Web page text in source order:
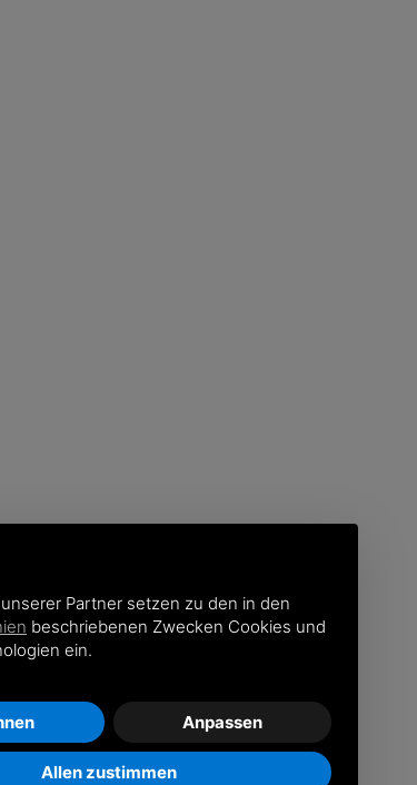
Partner setzen zu den in den
beschriebenen Zwecken Cookies und
ein.
Allen zustimmen
Anpassen